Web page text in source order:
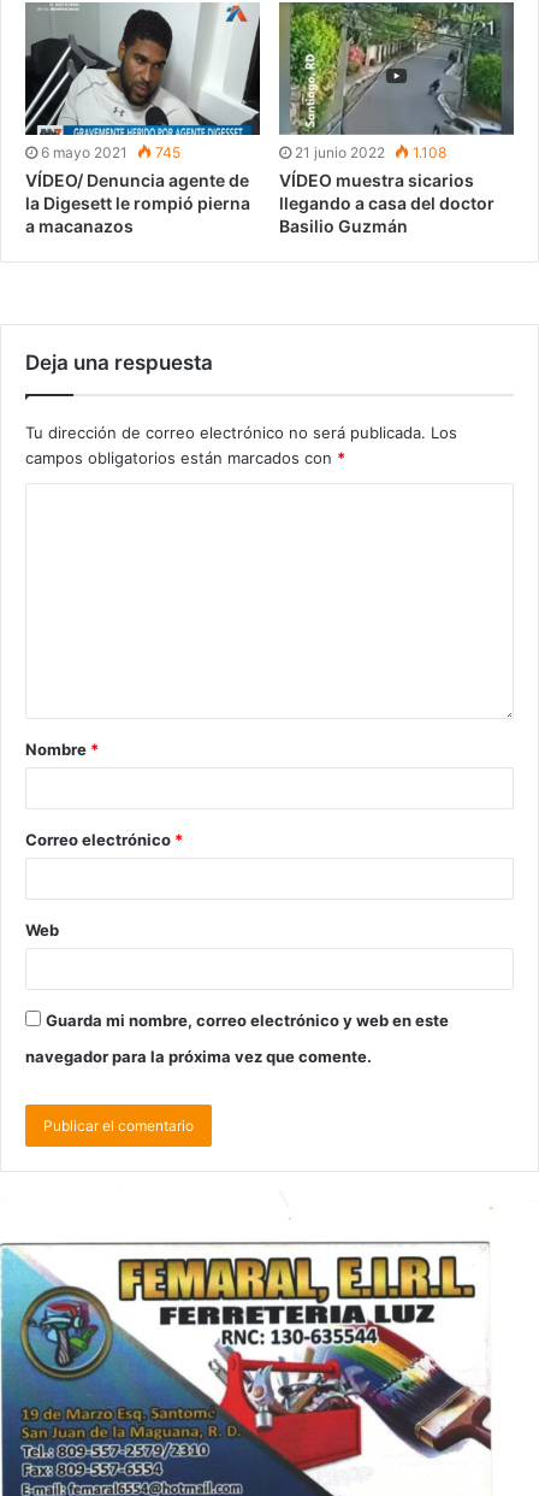
6 mayo 2021 745
VÍDEO/ Denuncia agente de
la Digesett le rompió pierna
a macanazos
21 junio 2022 1.108
VÍDEO muestra sicarios
llegando a casa del doctor
Basilio Guzmán
Deja una respuesta
Tu dirección de correo electrónico no será publicada. Los
campos obligatorios están marcados con *
Nombre *
Correo electrónico *
Web
Guarda mi nombre, correo electrónico y web en este
navegador para la próxima vez que comente.